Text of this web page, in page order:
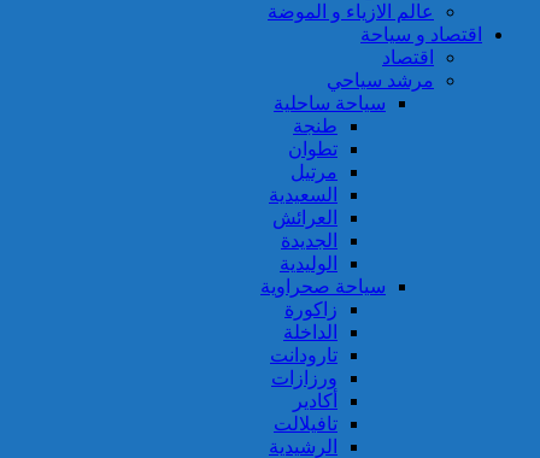
عالم الازياء و الموضة
اقتصاد و سياحة
اقتصاد
مرشد سياحي
سياحة ساحلية
طنجة
تطوان
مرتيل
السعيدية
العرائش
الجديدة
الوليدية
سياحة صحراوية
زاكورة
الداخلة
تارودانت
ورزازات
أكادير
تافيلالت
الرشيدية